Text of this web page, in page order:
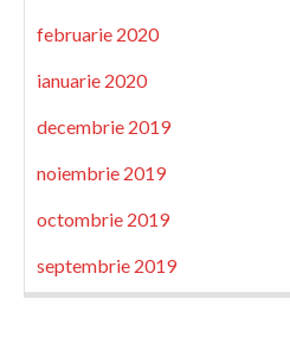
februarie 2020
ianuarie 2020
decembrie 2019
noiembrie 2019
octombrie 2019
septembrie 2019